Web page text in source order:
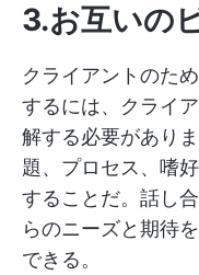
3.お互いの
クライアントのた
するには、クライ
解する必要があり
題、プロセス、嗜
することだ。話し
らのニーズと期待
できる。